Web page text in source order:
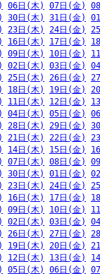
06日(木) 07日(金)
30日(木) 31日(金)
23日(木) 24日(金)
16日(木) 17日(金)
09日(木) 10日(金)
02日(木) 03日(金)
25日(木) 26日(金)
18日(木) 19日(金)
11日(木) 12日(金)
04日(木) 05日(金)
28日(木) 29日(金)
21日(木) 22日(金)
14日(木) 15日(金)
07日(木) 08日(金)
30日(木) 01日(金)
23日(木) 24日(金)
16日(木) 17日(金)
09日(木) 10日(金)
02日(木) 03日(金)
26日(木) 27日(金)
19日(木) 20日(金)
12日(木) 13日(金)
05日(木) 06日(金)